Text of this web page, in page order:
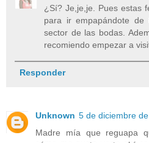
¿Sí? Je,je,je. Pues estas
para ir empapándote
sector de las bodas.
recomiendo empezar a
Responder
Unknown 5 de diciembre
Madre mía que reguapa